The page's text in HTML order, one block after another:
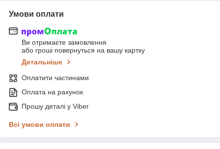
Умови оплати
Ви отримаєте замовлення
або гроші повернуться на вашу картку
Детальніше
Оплатити частинами
Оплата на рахунок
Прошу деталі у Viber
Всі умови оплати